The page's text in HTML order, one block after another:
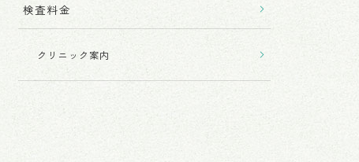
検査料金
クリニック案内